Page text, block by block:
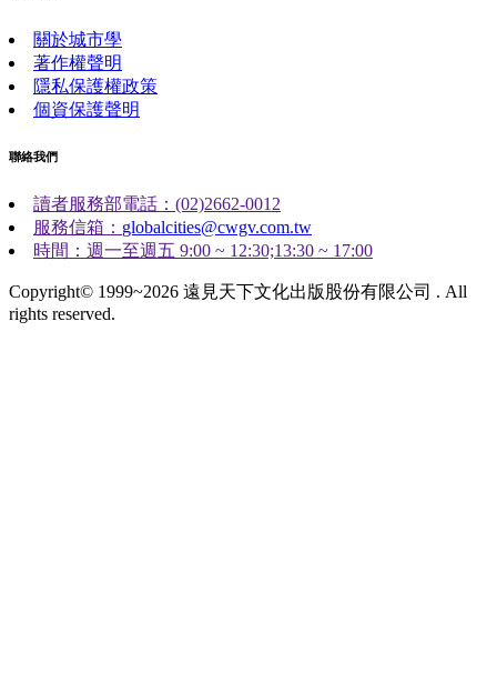
關於城市學
著作權聲明
隱私保護權政策
個資保護聲明
聯絡我們
讀者服務部電話：(02)2662-0012
服務信箱： globalcities@cwgv.com.tw
時間：週一至週五 9:00 ~ 12:30;13:30 ~ 17:00
Copyright© 1999~2026 遠見天下文化出版股份有限公司 . All
rights reserved.